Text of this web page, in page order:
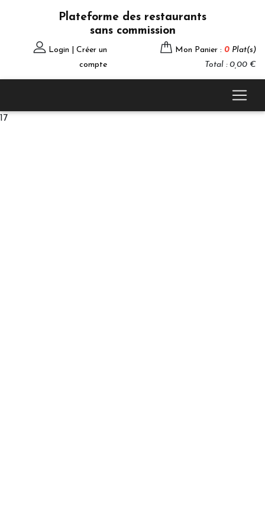
Plateforme des restaurants
sans commission
Login | Créer un
compte
Mon Panier : 0 Plat(s)
Total : 0,00 €
17